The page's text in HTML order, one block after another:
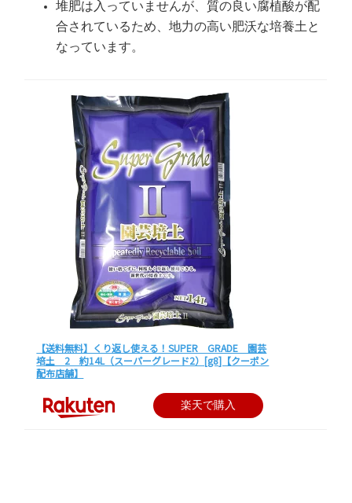
堆肥は入っていませんが、質の良い腐植酸が配
合されているため、地力の高い肥沃な培養土と
なっています。
【送料無料】くり返し使える！SUPER GRADE 園芸
培土 2 約14L（スーパーグレード2）[g8]【クーポン
配布店舗】
楽天で購入